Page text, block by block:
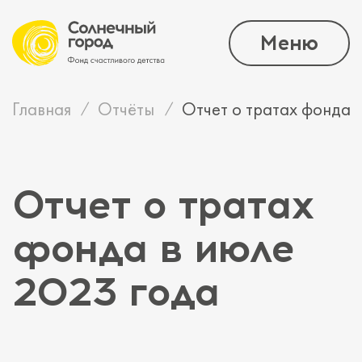
Меню
Главная Отчёты Отчет о тратах фонда
Отчет о тратах
фонда в июле
2023 года